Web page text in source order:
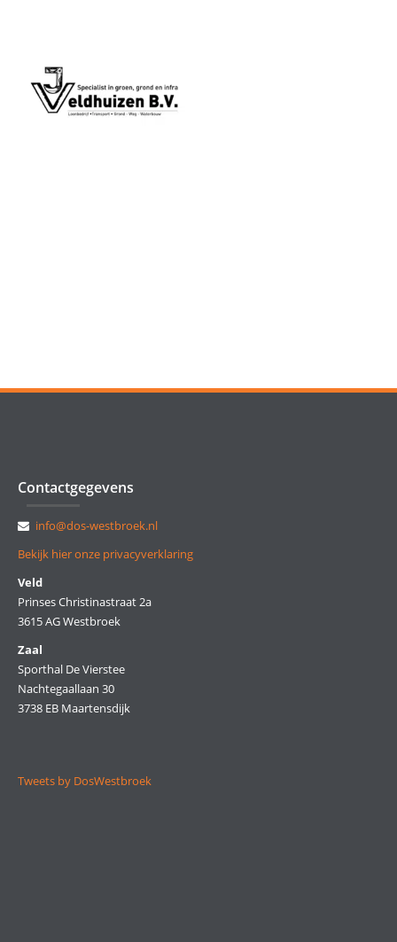
Contactgegevens
info@dos-westbroek.nl
Bekijk hier onze privacyverklaring
Veld
Prinses Christinastraat 2a
3615 AG Westbroek
Zaal
Sporthal De Vierstee
Nachtegaallaan 30
3738 EB Maartensdijk
Tweets by DosWestbroek